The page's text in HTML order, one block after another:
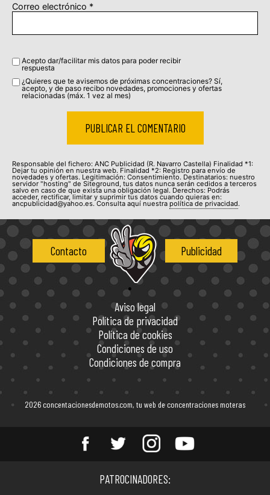
Correo electrónico *
Acepto dar/facilitar mis datos para poder recibir
respuesta
¿Quieres que te avisemos de próximas concentraciones? Sí,
acepto, y de paso recibo novedades, promociones y ofertas
relacionadas (máx. 1 vez al mes)
Responsable del fichero: ANC Publicidad (R. Navarro Castella) Finalidad *1:
Dejar tu opinión en nuestra web. Finalidad *2: Registro para envío de
novedades y ofertas. Legitimación: Consentimiento. Destinatarios: nuestro
servidor "hosting" de Siteground, tus datos nunca serán cedidos a terceros
salvo en caso de que exista una obligación legal. Derechos: Podrás
acceder, rectificar, limitar y suprimir tus datos cuando quieras en:
ancpublicidad@yahoo.es. Consulta aquí nuestra política de privacidad.
Contacto Publicidad
Aviso legal
Política de privacidad
Política de cookies
Condiciones de uso
Condiciones de compra
2026 concentacionesdemotos.com, tu web de concentraciones moteras
PATROCINADORES:
concentraciones de motos en